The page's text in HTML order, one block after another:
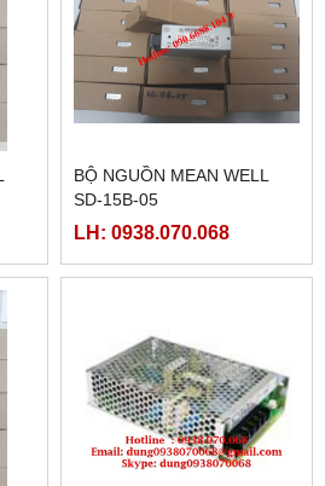
BỘ NGUỒN MEAN WELL
SD-15B-05
LH: 0938.070.068